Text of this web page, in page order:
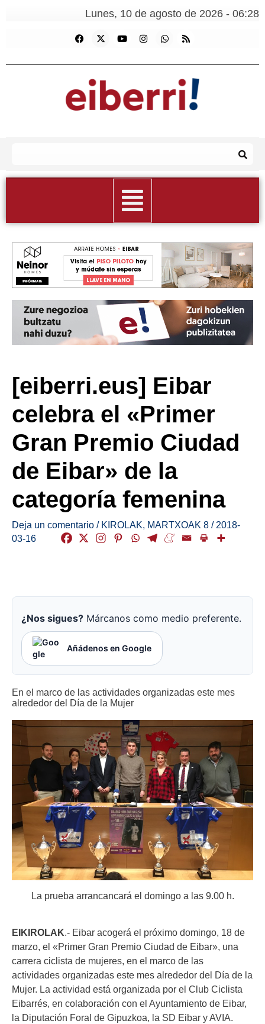
Lunes, 10 de agosto de 2026 - 06:28
[eiberri.eus] Eibar
celebra el «Primer
Gran Premio Ciudad
de Eibar» de la
categoría femenina
Deja un comentario / KIROLAK, MARTXOAK 8 / 2018-
03-16
¿Nos sigues? Márcanos como medio preferente.
Añádenos en Google
En el marco de las actividades organizadas este mes
alrededor del Día de la Mujer
La prueba arrancancará el domingo a las 9.00 h.
EIKIROLAK .- Eibar acogerá el próximo domingo, 18 de
marzo, el «Primer Gran Premio Ciudad de Eibar», una
carrera ciclista de mujeres, en el marco de las
actividades organizadas este mes alrededor del Día de la
Mujer. La actividad está organizada por el Club Ciclista
Eibarrés, en colaboración con el Ayuntamiento de Eibar,
la Diputación Foral de Gipuzkoa, la SD Eibar y AVIA.